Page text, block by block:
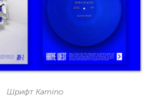
Шрифт Kamino